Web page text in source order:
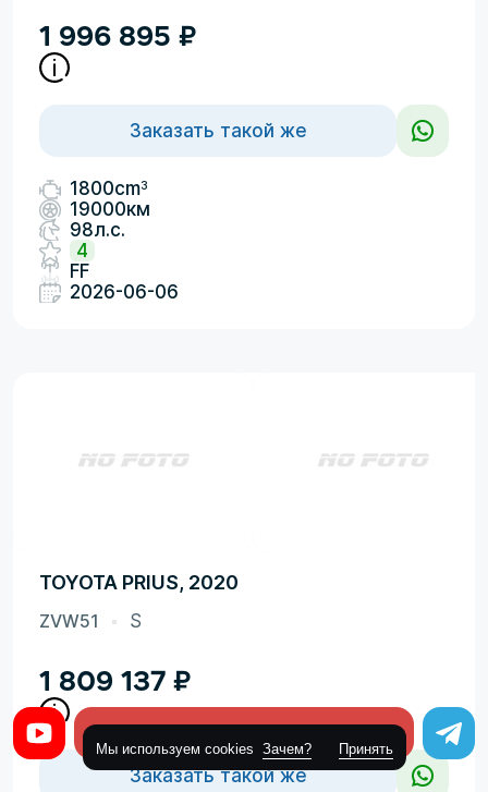
1 996 895 ₽
Заказать такой же
1800cm3
19000км
98л.с.
4
FF
2026-06-06
TOYOTA PRIUS, 2020
ZVW51 S
1 809 137 ₽
Заказать такой же
Мы используем cookies Зачем? Принять